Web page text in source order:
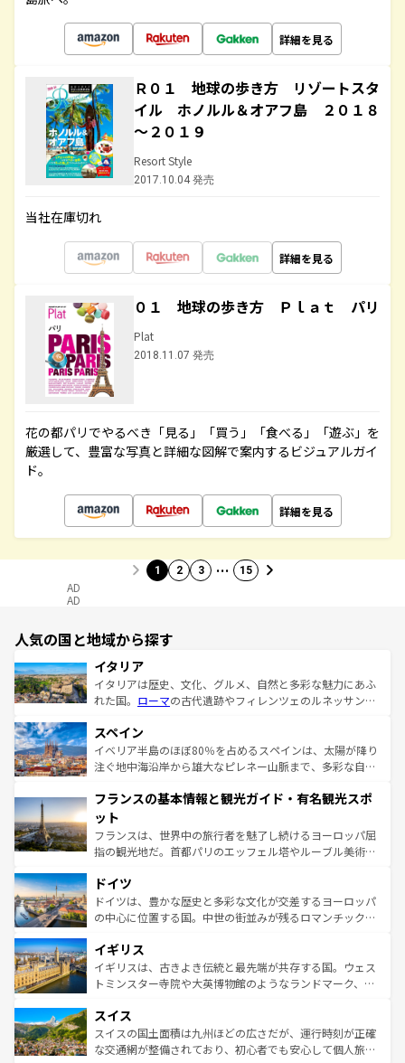
詳細を見る
Ｒ０１ 地球の歩き方 リゾートスタ
イル ホノルル＆オアフ島 ２０１８
～２０１９
Resort Style
2017.10.04 発売
当社在庫切れ
詳細を見る
０１ 地球の歩き方 Ｐｌａｔ パリ
Plat
2018.11.07 発売
花の都パリでやるべき「見る」「買う」「食べる」「遊ぶ」を
厳選して、豊富な写真と詳細な図解で案内するビジュアルガイ
ド。
詳細を見る
1 2 3 … 15
AD
AD
人気の国と地域から探す
イタリア
イタリアは歴史、文化、グルメ、自然と多彩な魅力にあふ
れた国。 ローマの古代遺跡やフィレンツェのルネッサンス
ろん、トスカーナの美しい田園風景やアマルフィ海岸の絶
景など、自然景観も見逃せない。観光の合間には、本場の
ピザやパスタなど、絶品のイタリア料理を堪能することも
ませてくれるイタリアで、忘れられない旅をしてみよう！
なお、新着のイタリア情報は
しい。
スペイン
イベリア半島のほぼ80％を占めるスペインは、太陽が降り
注ぐ地中海沿岸から雄大なピレネー山脈まで、多彩な自然
文化が根付くこの国では、情熱的なフラメンコ、熱気あふ
れる闘牛、そして美味しいタパスが生活の一部となってい
る。首都マドリードの洗練された雰囲気や、バルセロナの
アートに溢れた街角から、地方では古代ローマ遺跡や中世
せる。地方によって風土や気候が異なるスペインはその個
性で訪れる人を魅了する。 なお、新着のスペイン情報は コ
ンテンツ一覧を参照してほしい。
フランスの基本情報と観光ガイド・有名観光スポ
ット
フランスは、世界中の旅行者を魅了し続けるヨーロッパ屈
指の観光地だ。首都パリのエッフェル塔やルーブル美術館
で、幅広い魅力が詰まっている。華麗な宮殿、歴史的な大
聖堂、美しいビーチ、そして豊かな自然が、訪れる者を心
から魅了する。また、フランスは美食の国としても知ら
いる。シャンパンの発祥地であるランス、プロヴァンスの
香り高いラベンダー畑など、多彩な楽しみ方が可能だ。さ
らに、パリ以外の地域にも魅力が溢れており、どの街角に
れる地方に足を運ぶとそれぞれで全く異なる文化を体験で
きるだろう。 なお、新着のフランス情報はコンテンツ一覧
を参照してほしい。
ドイツ
ドイツは、豊かな歴史と多彩な文化が交差するヨーロッパ
の中心に位置する国。中世の街並みが残るロマンチック街
顔を持つこの国は、どこを歩いても飽きることがない。ベ
ルリンの文化的活気、バイエルン州のアルプスの絶景、そ
してライン川沿いのワイン畑といった風景は必見。ビール
は、お酒好きな人にはぜひ体験してほしい。 なお、新着の
ドイツ情報はコンテンツ一覧を参照してほしい。
イギリス
イギリスは、古きよき伝統と最先端が共存する国。ウェス
トミンスター寺院や大英博物館のようなランドマーク、歴
リアごとに異なる魅力がある。また、優雅なアフタヌーン
ティー、ビール好きにはたまらない英国パブ、サッカー観
戦など、本場だからこそできる体験も豊富。イギリスを旅
スイス
スイスの国土面積は九州ほどの広さだが、運行時刻が正確
な交通網が整備されており、初心者でも安心して個人旅行